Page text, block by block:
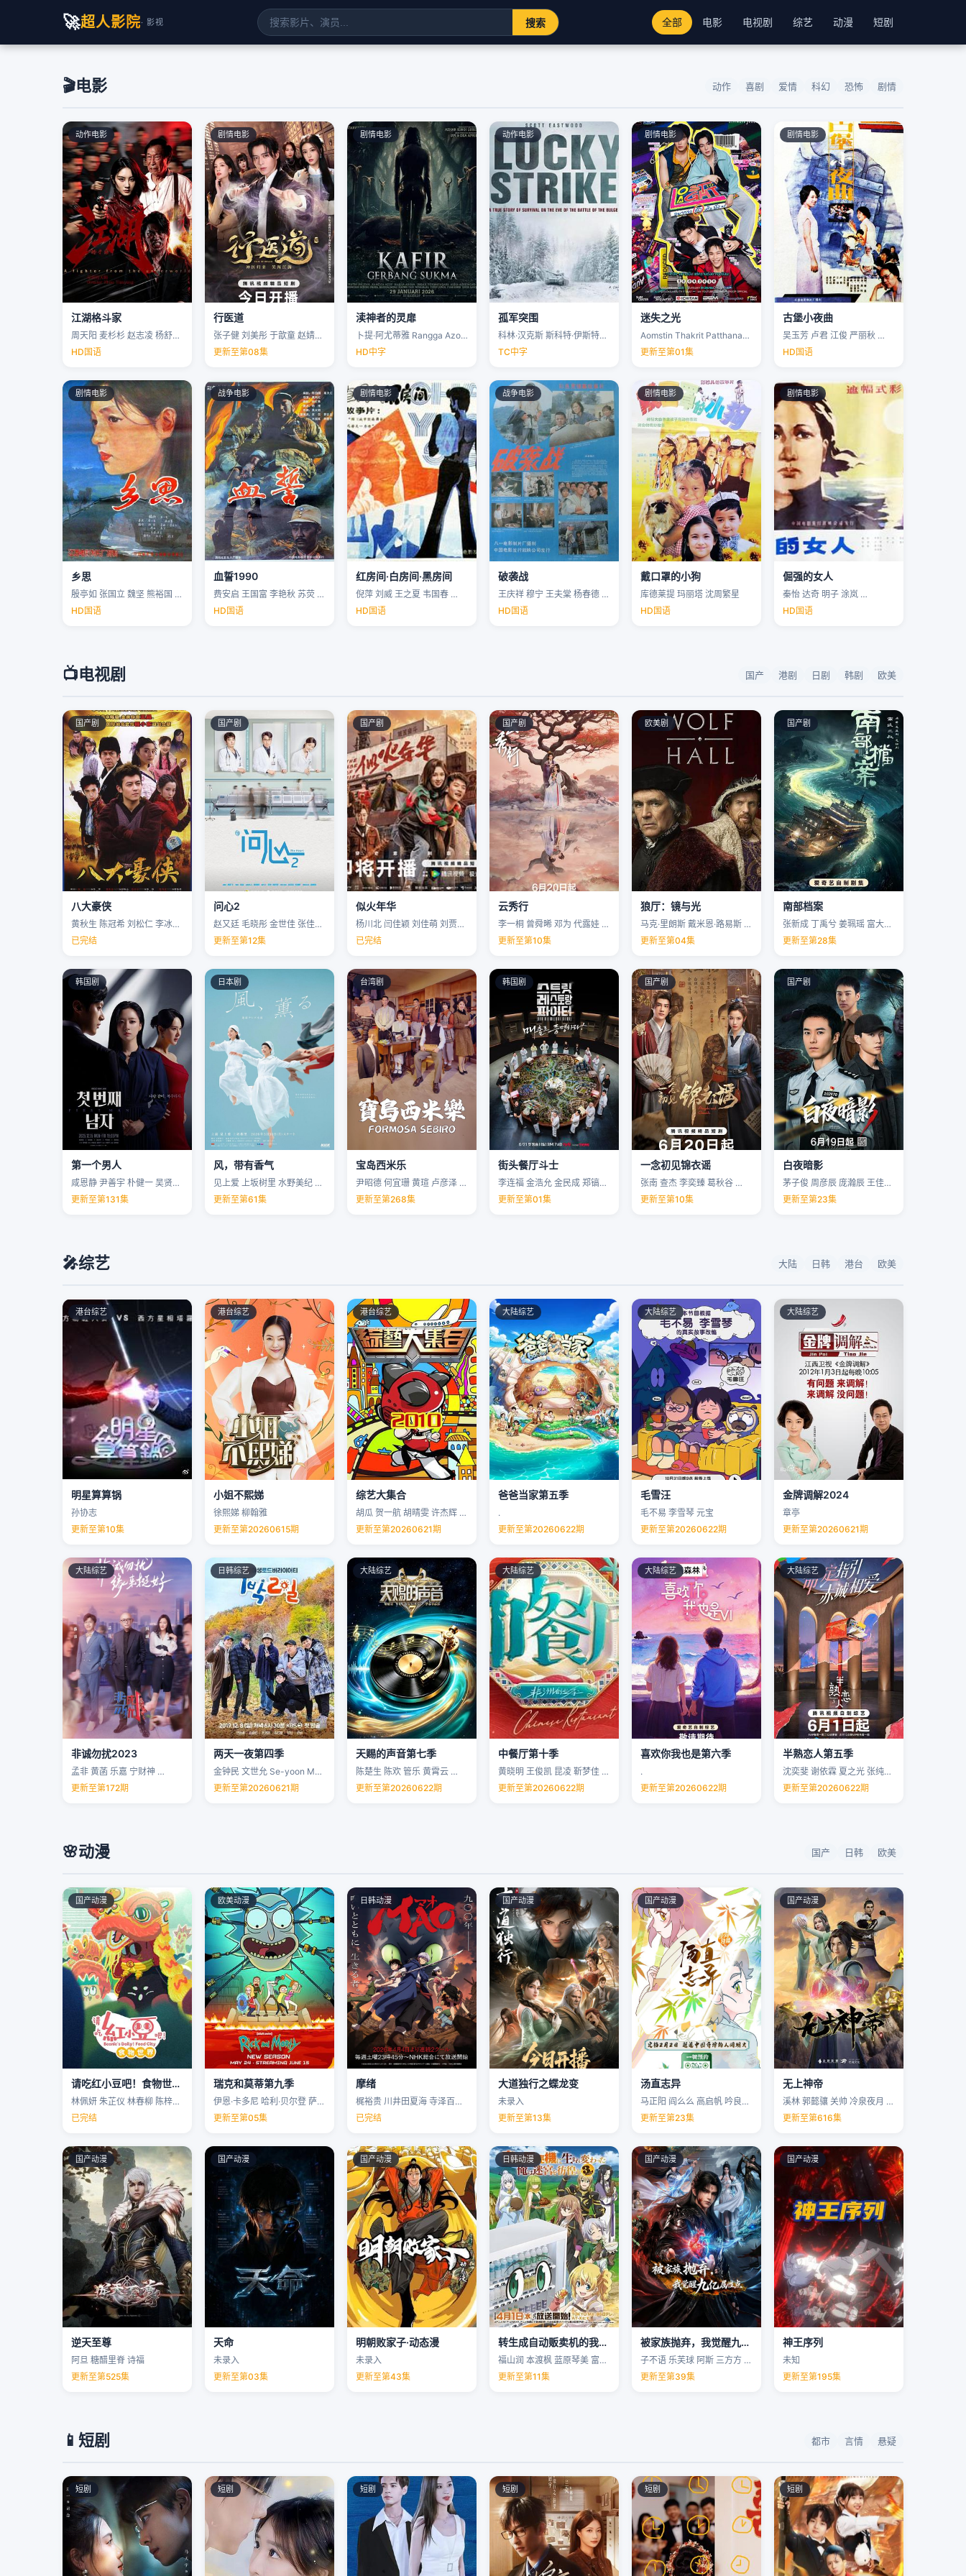
🚀超人影院· 影视 搜索 全部 电影 电视剧 综艺 动漫 短剧
🎬电影 动作 喜剧 爱情 科幻 恐怖 剧情
动作电影
江湖格斗家
周天阳 麦杉杉 赵志凌 杨舒米 …
HD国语
剧情电影
行医道
张子健 刘美彤 于歆童 赵婧祎 …
更新至第08集
剧情电影
渎神者的灵扉
卜提·阿尤蒂雅 Rangga Azof Nadya …
HD中字
动作电影
孤军突围
科林·汉克斯 斯科特·伊斯特伍德 安洁纽·艾莉丝-泰勒 泰勒·约翰·史密斯 …
TC中字
剧情电影
迷失之光
Aomstin Thakrit Patthanaworakit
更新至第01集
剧情电影
古堡小夜曲
吴玉芳 卢君 江俊 严丽秋 …
HD国语
剧情电影
乡思
殷亭如 张国立 魏坚 熊裕国 …
HD国语
战争电影
血誓1990
费安启 王国富 李艳秋 苏荧 …
HD国语
剧情电影
红房间·白房间·黑房间
倪萍 刘威 王之夏 韦国春 …
HD国语
战争电影
破袭战
王庆祥 穆宁 王夫棠 杨春德 …
HD国语
剧情电影
戴口罩的小狗
库德莱提 玛丽塔 沈周繁星
HD国语
剧情电影
倔强的女人
秦怡 达奇 明子 涂岚 …
HD国语
📺电视剧 国产 港剧 日剧 韩剧 欧美
国产剧
八大豪侠
黄秋生 陈冠希 刘松仁 李冰冰 …
已完结
国产剧
问心2
赵又廷 毛晓彤 金世佳 张佳宁 …
更新至第12集
国产剧
似火年华
杨川北 闫佳颖 刘佳萌 刘贾玺 …
已完结
国产剧
云秀行
李一桐 曾舜晞 邓为 代露娃 …
更新至第10集
欧美剧
狼厅：镜与光
马克·里朗斯 戴米恩·路易斯 凯特·菲利普斯 托马斯·布罗迪-桑斯特 …
更新至第04集
国产剧
南部档案
张新成 丁禹兮 姜珮瑶 富大龙 …
更新至第28集
韩国剧
第一个男人
咸恩静 尹善宇 朴健一 吴贤庆 …
更新至第131集
日本剧
风，带有香气
见上爱 上坂树里 水野美纪 早坂美海 …
更新至第61集
台湾剧
宝岛西米乐
尹昭德 何宜珊 黄瑄 卢彦泽 …
更新至第268集
韩国剧
街头餐厅斗士
李连福 金浩允 金民成 郑镐泳 …
更新至第01集
国产剧
一念初见锦衣谣
张南 查杰 李奕臻 葛秋谷 …
更新至第10集
国产剧
白夜暗影
茅子俊 周彦辰 庞瀚辰 王佳宇 …
更新至第23集
🎤综艺 大陆 日韩 港台 欧美
港台综艺
明星算算锅
孙协志
更新至第10集
港台综艺
小姐不熙娣
徐熙娣 柳翰雅
更新至第20260615期
港台综艺
综艺大集合
胡瓜 贺一航 胡晴雯 许杰辉 …
更新至第20260621期
大陆综艺
爸爸当家第五季
.
更新至第20260622期
大陆综艺
毛雪汪
毛不易 李雪琴 元宝
更新至第20260622期
大陆综艺
金牌调解2024
章亭
更新至第20260621期
大陆综艺
非诚勿扰2023
孟非 黄菡 乐嘉 宁财神 …
更新至第172期
日韩综艺
两天一夜第四季
金钟民 文世允 Se-yoon Moon …
更新至第20260621期
大陆综艺
天赐的声音第七季
陈楚生 陈欢 管乐 黄霄云 …
更新至第20260622期
大陆综艺
中餐厅第十季
黄晓明 王俊凯 昆凌 靳梦佳 …
更新至第20260622期
大陆综艺
喜欢你我也是第六季
.
更新至第20260622期
大陆综艺
半熟恋人第五季
沈奕斐 谢依霖 夏之光 张纯烨 …
更新至第20260622期
🌸动漫 国产 日韩 欧美
国产动漫
请吃红小豆吧！食物世界第一季
林佩妍 朱芷仪 林春柳 陈梓聪 …
已完结
欧美动漫
瑞克和莫蒂第九季
伊恩·卡多尼 哈利·贝尔登 萨拉·乔克 克里斯·帕内尔 …
更新至第05集
日韩动漫
摩绪
梶裕贵 川井田夏海 寺泽百花 下野纮 …
已完结
国产动漫
大道独行之蝶龙变
未录入
更新至第13集
国产动漫
汤直志异
马正阳 阎么么 高启帆 吟良犬 …
更新至第23集
国产动漫
无上神帝
溪林 郭懿骧 关帅 冷泉夜月 …
更新至第616集
国产动漫
逆天至尊
阿旦 糖醋里脊 诗福
更新至第525集
国产动漫
天命
未录入
更新至第03集
国产动漫
明朝败家子·动态漫
未录入
更新至第43集
日韩动漫
转生成自动贩卖机的我今天也在迷宫徘徊第三季
福山润 本渡枫 蓝原琴美 富田美忧 …
更新至第11集
国产动漫
被家族抛弃，我觉醒九亿属性点
子不语 乐芙球 阿斯 三方方 …
更新至第39集
国产动漫
神王序列
未知
更新至第195集
📱 短剧 都市 言情 悬疑
短剧 短剧 短剧 短剧 短剧 短剧